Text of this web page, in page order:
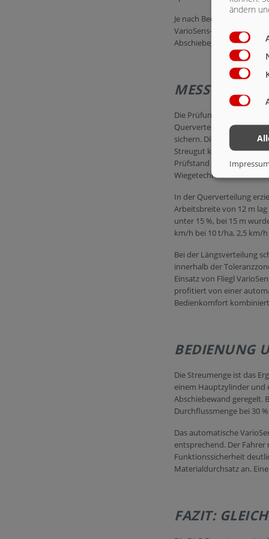
Je nach Bedarf kann die
VarioSens-System
Die Prüfung wurde nach
Querverteilung wurde
sichern. Die
Streugut kam Rindermist
Prüfstand der Fliegl
Wiegetechnik.
In der Querverteilung
Arbeitsbreite von 12 m
unter 15 %, bei 15 m
km/h bei 10 t/ha, 2,5 km/
Bei der Längsverteilung
innerhalb der
Einsatz von Fliegl
profitiert von einer
Bedienkomfort
BEDIENUNG
Die Streumenge ist das
einem Hauptzylinder und
Abschiebewand geregelt.
Durchflussmenge bei 30
Das automatische
entsprechend. Der
Funktionssicherheit
Materialdurchsatz an.
FAZIT:
ändern